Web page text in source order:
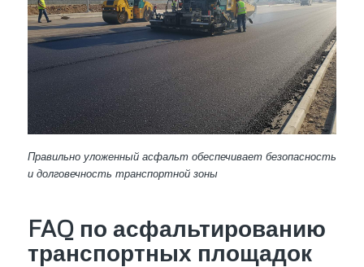
Правильно уложенный асфальт обеспечивает безопасность
и долговечность транспортной зоны
FAQ по асфальтированию
транспортных площадок